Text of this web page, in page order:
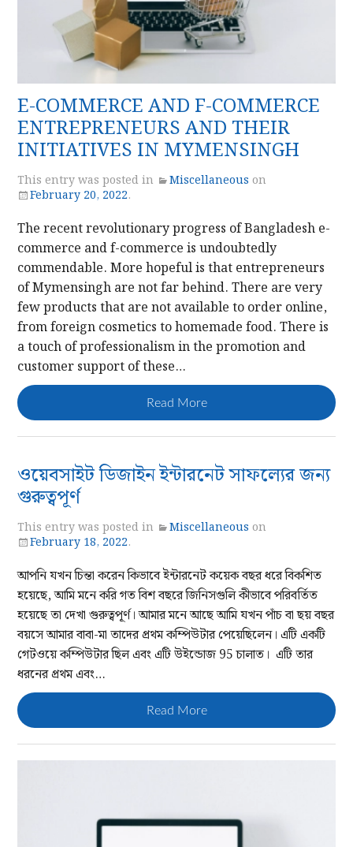
E-COMMERCE AND F-COMMERCE
ENTREPRENEURS AND THEIR
INITIATIVES IN MYMENSINGH
This entry was posted in Miscellaneous on
February 20, 2022.
The recent revolutionary progress of Bangladesh e-
commerce and f-commerce is undoubtedly
commendable. More hopeful is that entrepreneurs
of Mymensingh are not far behind. There are very
few products that are not available to order online,
from foreign cosmetics to homemade food. There is
a touch of professionalism in the promotion and
customer support of these…
Read More
ওয়েবসাইট ডিজাইন ইন্টারনেট সাফল্যের জন্য
গুরুত্বপূর্ণ
This entry was posted in Miscellaneous on
February 18, 2022.
আপনি যখন চিন্তা করেন কিভাবে ইন্টারনেট কয়েক বছর ধরে বিকশিত
হয়েছে, আমি মনে করি গত বিশ বছরে জিনিসগুলি কীভাবে পরিবর্তিত
হয়েছে তা দেখা গুরুত্বপূর্ণ। আমার মনে আছে আমি যখন পাঁচ বা ছয় বছর
বয়সে আমার বাবা-মা তাদের প্রথম কম্পিউটার পেয়েছিলেন। এটি একটি
গেটওয়ে কম্পিউটার ছিল এবং এটি উইন্ডোজ 95 চালাত। এটি তার
ধরনের প্রথম এবং…
Read More